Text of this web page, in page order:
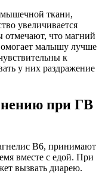
ткани,
увеличивается
отмечают, что магний
малышу лучше
к
у них раздражение
при ГВ
В6, принимают
вместе с едой. При
вызвать диарею.